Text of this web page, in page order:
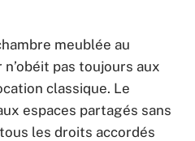
meublée au
pas toujours aux
classique. Le
espaces partagés sans
les droits accordés